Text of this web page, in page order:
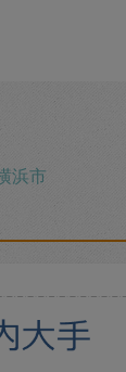
浜市